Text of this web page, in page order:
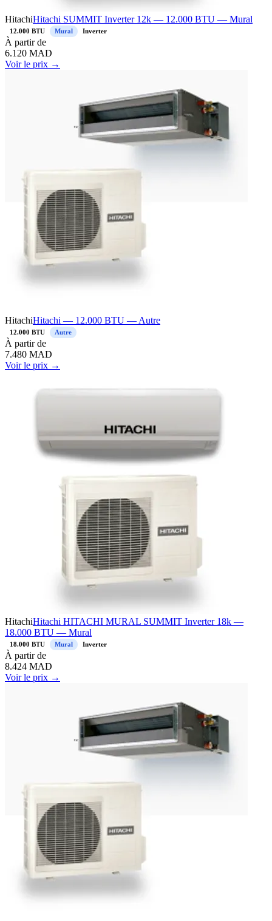
HitachiHitachi SUMMIT Inverter 12k — 12.000 BTU — Mural
12.000 BTU Mural Inverter
À partir de
6.120 MAD
Voir le prix →
HitachiHitachi — 12.000 BTU — Autre
12.000 BTU Autre
À partir de
7.480 MAD
Voir le prix →
HitachiHitachi HITACHI MURAL SUMMIT Inverter 18k —
18.000 BTU — Mural
18.000 BTU Mural Inverter
À partir de
8.424 MAD
Voir le prix →